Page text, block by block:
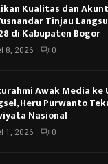
Kualitas dan
Tinjau
di Kabupaten Bogor
8, 2026 0
Awak Media ke
Heru Purwanto
Nasional
1, 2026 0